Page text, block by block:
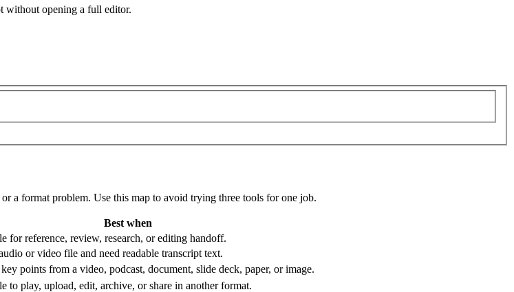
without opening a full editor.
a format problem. Use this map to avoid trying three tools for one job.
Best when
for reference, review, research, or editing handoff.
or video file and need readable transcript text.
points from a video, podcast, document, slide deck, paper, or image.
to play, upload, edit, archive, or share in another format.